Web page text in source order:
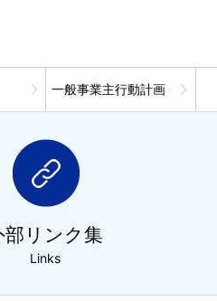
一般事業主行動計画
部リンク集
Links